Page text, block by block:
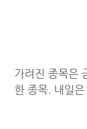
가려진 종목은
한 종목. 내일